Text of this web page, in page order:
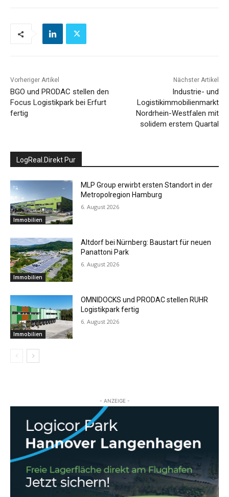
Vorheriger Artikel
BGO und PRODAC stellen den
Focus Logistikpark bei Erfurt
fertig
Nächster Artikel
Industrie- und
Logistikimmobilienmarkt
Nordrhein-Westfalen mit
solidem erstem Quartal
LogReal.Direkt Pur
Immobilien
MLP Group erwirbt ersten Standort in der
Metropolregion Hamburg
6. August 2026
Immobilien
Altdorf bei Nürnberg: Baustart für neuen
Panattoni Park
6. August 2026
Immobilien
OMNIDOCKS und PRODAC stellen RUHR
Logistikpark fertig
6. August 2026
- ANZEIGE -